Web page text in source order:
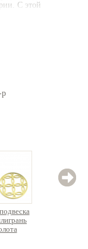
С этой
роскошно!
p